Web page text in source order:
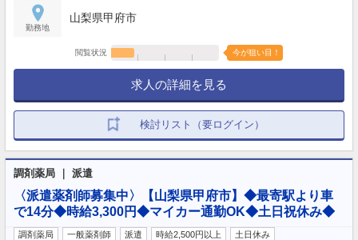
勤務地
山梨県甲府市
閲覧状況 今が狙い目！
求人の詳細を見る
検討リスト（要ログイン）
調剤薬局 ｜ 派遣
〈派遣薬剤師募集中〉【山梨県甲府市】◆最寄駅より車
で14分◆時給3,300円◆マイカー通勤OK◆土日祝休み◆
調剤薬局 一般薬剤師 派遣 時給2,500円以上
土日休み